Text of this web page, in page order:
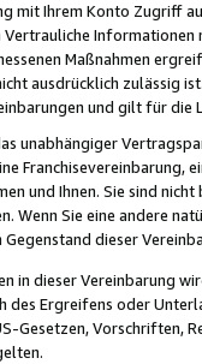
mit Ihrem Konto
Maßnahmen
ausdrücklich zulässig
und gilt für die
unabhängiger
Franchisevereinbarung,
und Ihnen. Sie sind
Wenn Sie eine andere
dieser
in dieser Vereinbarung
des Ergreifens oder
Gesetzen, Vorschriften,